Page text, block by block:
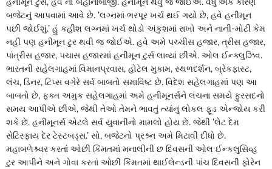
બજેટનું આપવામાં આવે છે. ‘લગ્નમાં ભરપૂર ખર્ચ થઈ ગયો છે, હવે હનીમૂન
પછી જોઈશું.’ હું કહીશ લગ્નમાં ખર્ચ થોડો અંકુશમાં રાખો અને નાની-મોટી કેમ
નહીં પણ હનીમૂન ટુર થવી જ જોઈએ. હવે અમે પચ્ચીસ હજાર, ત્રીસ હજાર,
પાંત્રીસ હજાર, પચાસ હજારમાં હનીમૂન ટુર્સ લાવ્યાં છીએ. ઓલ ઈન્ક્લુઝિવ.
ભારતની સહેલગાહમાં વિમાનપ્રવાસ, હોટેલ મુકામ, સ્થળદર્શન, બ્રેકફાસ્ટ,
લંચ, ડિનર, ટિપ્સ વગેરે સર્વ બાબતો સમાવિષ્ટ છે. વિદેશ સહેલગાહમાં પણ આ
બાબતો છે, ફક્ત અમુક સહેલગાહમાં અમે હનીમૂનર્સને લંચના સમયે ફુરસદનો
સમય આપીએ છીએ, જેથી તેઓ તેમને ભાવતું ત્યાંનું લોકલ ફૂડ એન્જોય કરી
શકે છે. હનીમૂનર્સ એટલે સર્વ યુવાનીનો મામલો હોય છે. જેથી ‘લેટ દેમ
સેટિસ્ફાય દેર ટેસ્ટબડ્સ.’ સો, બજેટનો પ્રશ્ર્ન અમે મિટાવી દીધો છે.
મહાબળેશ્ર્વર કરતાં ઓછી કિંમતમાં મનાલીની છ દિવસની ઓલ ઈન્કલુસિવ્હ
ટુર આપીને અને ગોવા કરતાં ઓછી કિંમતમાં થાઈલેન્ડની પાંચ દિવસની ફોરેન